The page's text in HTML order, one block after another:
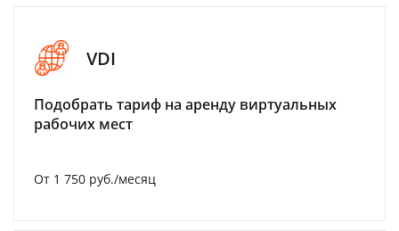
VDI
Подобрать тариф на аренду виртуальных
рабочих мест
От 1 750 руб./месяц